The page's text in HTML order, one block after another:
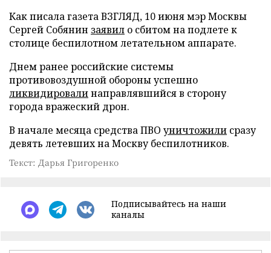
Как писала газета ВЗГЛЯД, 10 июня мэр Москвы
Сергей Собянин заявил о сбитом на подлете к
столице беспилотном летательном аппарате.
Днем ранее российские системы
противовоздушной обороны успешно
ликвидировалинаправлявшийся в сторону
города вражеский дрон.
В начале месяца средства ПВО уничтожили сразу
девять летевших на Москву беспилотников.
Текст: Дарья Григоренко
Подписывайтесь на наши
каналы